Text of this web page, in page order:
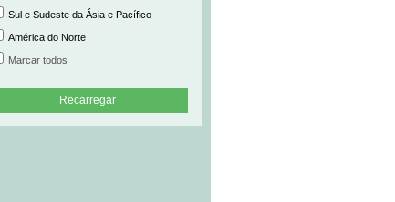
Sul e Sudeste da Ásia e Pacífico
América do Norte
Marcar todos
Recarregar